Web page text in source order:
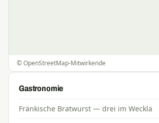
©OpenStreetMap-Mitwirkende
Gastronomie
Fränkische Bratwurst — drei im Weckla